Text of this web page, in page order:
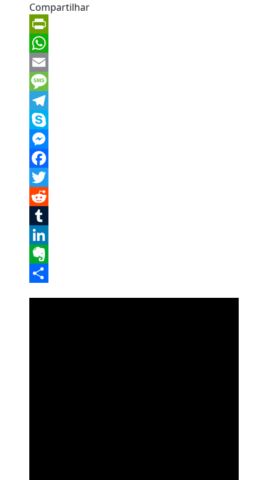
Compartilhar
PrintFriendly
WhatsApp
Email
Message
Telegram
Skype
Messenger
Facebook
Twitter
Reddit
Tumblr
LinkedIn
Evernote